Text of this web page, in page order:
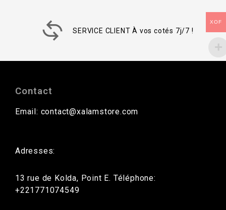
SERVICE CLIENT À vos cotés 7j/7 !
Contact
Email: contact@xalamstore.com
Adresses:
13 rue de Kolda, Point E. Téléphone:
+221771074549
XOF